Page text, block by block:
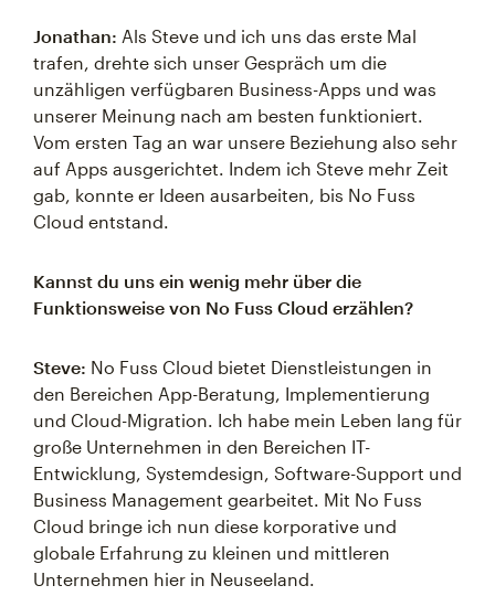
Jonathan: Als Steve und ich uns das erste Mal
trafen, drehte sich unser Gespräch um die
unzähligen verfügbaren Business-Apps und was
unserer Meinung nach am besten funktioniert.
Vom ersten Tag an war unsere Beziehung also sehr
auf Apps ausgerichtet. Indem ich Steve mehr Zeit
gab, konnte er Ideen ausarbeiten, bis No Fuss
Cloud entstand.
Kannst du uns ein wenig mehr über die
Funktionsweise von No Fuss Cloud erzählen?
Steve: No Fuss Cloud bietet Dienstleistungen in
den Bereichen App-Beratung, Implementierung
und Cloud-Migration. Ich habe mein Leben lang für
große Unternehmen in den Bereichen IT-
Entwicklung, Systemdesign, Software-Support und
Business Management gearbeitet. Mit No Fuss
Cloud bringe ich nun diese korporative und
globale Erfahrung zu kleinen und mittleren
Unternehmen hier in Neuseeland.